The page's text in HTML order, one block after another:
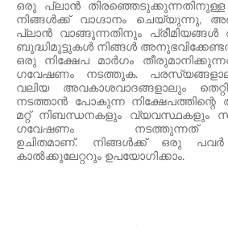
ഒരു പ്ലാൻ
നിങ്ങൾക്ക് വാഗ്ദാനം ചെയ്യുന്നു,
പ്ലാൻ വാങ്ങുന്നതിനും
ബുദ്ധിമുട്ടുകൾ നിങ്ങൾ
ഒരു നിക്ഷേപ മാർഗം
ഗവേഷണം നടത്തുക.
വലിയ അവകാശവാദങ്ങളാലും
നടത്താൻ പോകുന്ന
മറ്റ് നിബന്ധനകളും വ്യവസ്ഥകളും
ഗവേഷണം നടത്തുന്നത്
ഉചിതമാണ്. നിങ്ങൾക്ക് ഒരു
കാൽക്കുലേറ്ററും ഉപയോഗിക്കാം.